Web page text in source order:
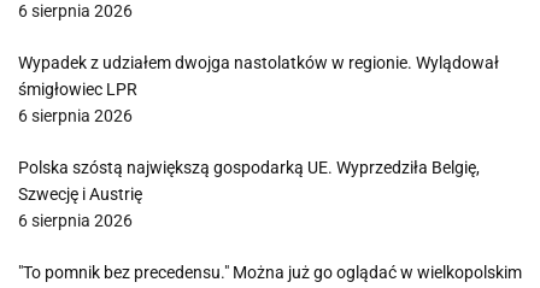
6 sierpnia 2026
Wypadek z udziałem dwojga nastolatków w regionie. Wylądował
śmigłowiec LPR
6 sierpnia 2026
Polska szóstą największą gospodarką UE. Wyprzedziła Belgię,
Szwecję i Austrię
6 sierpnia 2026
"To pomnik bez precedensu." Można już go oglądać w wielkopolskim